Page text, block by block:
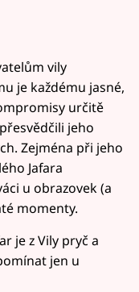
vily
je každému jasné,
určitě
jeho
Zejména při jeho
Jafara
u obrazovek (a
momenty.
je z Vily pryč a
jen u